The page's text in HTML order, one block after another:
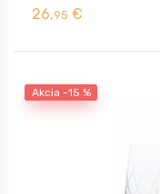
26,95 €
Akcia -15 %